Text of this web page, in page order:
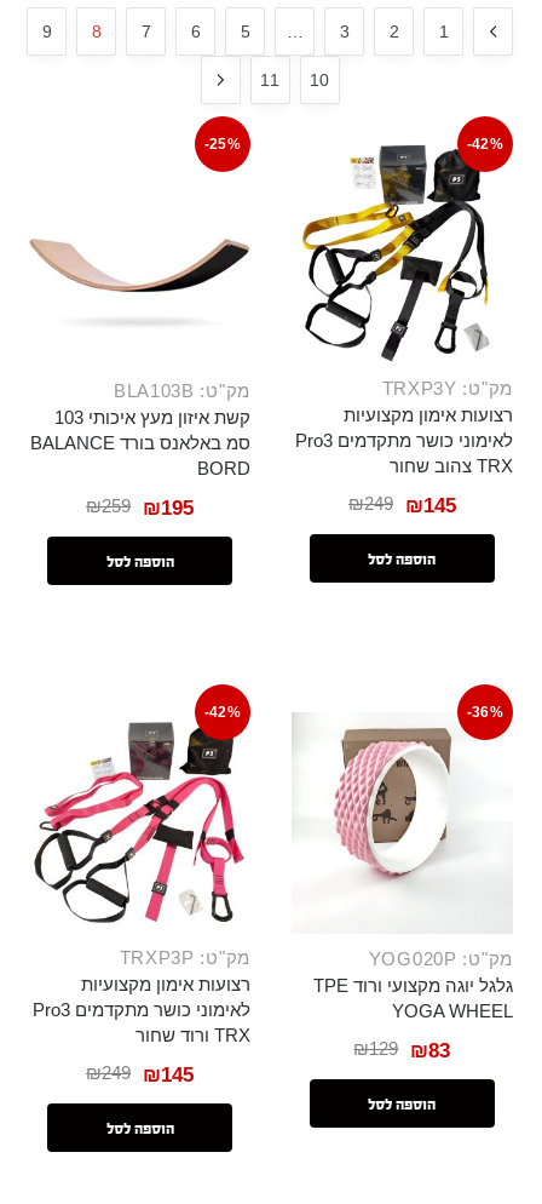
1
2
3
…
5
6
7
8
9
10
11
-42%
מק"ט: TRXP3Y
רצועות אימון מקצועיות
לאימוני כושר מתקדמים Pro3
TRX צהוב שחור
₪249 ₪145
הוספה לסל
-25%
מק"ט: BLA103B
קשת איזון מעץ איכותי 103
סמ באלאנס בורד BALANCE
BORD
₪259 ₪195
הוספה לסל
-36%
מק"ט: YOG020P
גלגל יוגה מקצועי ורוד TPE
YOGA WHEEL
₪129 ₪83
הוספה לסל
-42%
מק"ט: TRXP3P
רצועות אימון מקצועיות
לאימוני כושר מתקדמים Pro3
TRX ורוד שחור
₪249 ₪145
הוספה לסל